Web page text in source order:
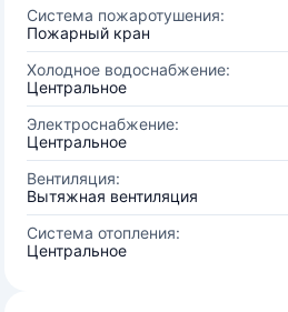
Система пожаротушения:
Пожарный кран
Холодное водоснабжение:
Центральное
Электроснабжение:
Центральное
Вентиляция:
Вытяжная вентиляция
Система отопления:
Центральное